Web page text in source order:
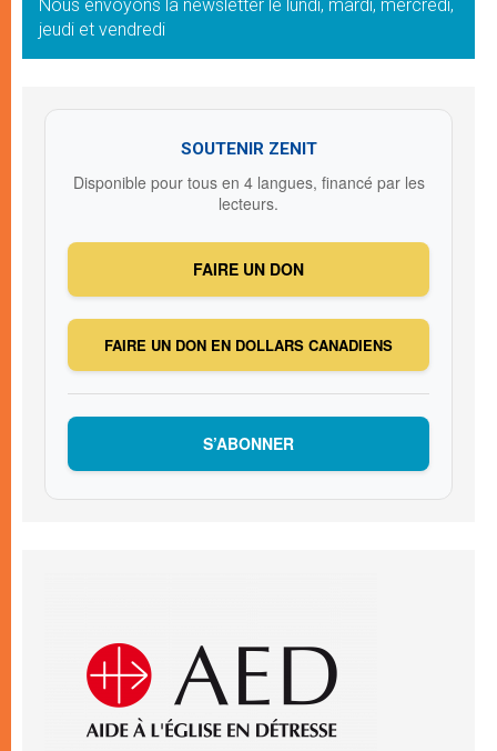
Nous envoyons la newsletter le lundi, mardi, mercredi,
jeudi et vendredi
SOUTENIR ZENIT
Disponible pour tous en 4 langues, financé par les
lecteurs.
FAIRE UN DON
FAIRE UN DON EN DOLLARS CANADIENS
S’ABONNER